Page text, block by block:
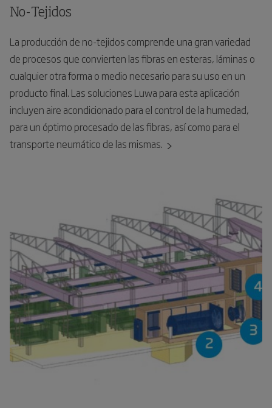
No-Tejidos
La producción de no-tejidos comprende una gran variedad
de procesos que convierten las fibras en esteras, láminas o
cualquier otra forma o medio necesario para su uso en un
producto final. Las soluciones Luwa para esta aplicación
incluyen aire acondicionado para el control de la humedad,
para un óptimo procesado de las fibras, así como para el
transporte neumático de las mismas.